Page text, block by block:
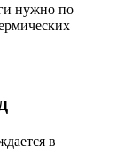
нужно по
в